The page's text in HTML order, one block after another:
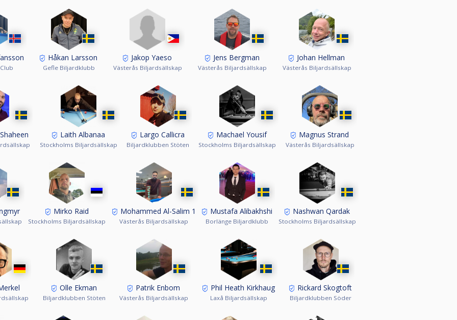
Håkan Larsson
Gefle Biljardklubb
Jakop Yaeso
Västerås Biljardsällskap
Jens Bergman
Västerås Biljardsällskap
Johan Hellman
Västerås Biljardsällskap
Laith Albanaa
Stockholms Biljardsällskap
Largo Callicra
Biljardklubben Stöten
Machael Yousif
Stockholms Biljardsällskap
Magnus Strand
Västerås Biljardsällskap
Mirko Raid
Stockholms Biljardsällskap
Mohammed Al-Salim 1
Västerås Biljardsällskap
Mustafa Alibakhshi
Borlänge Biljardklubb
Nashwan Qardak
Stockholms Biljardsällskap
Olle Ekman
Biljardklubben Stöten
Patrik Enbom
Västerås Biljardsällskap
Phil Heath Kirkhaug
Laxå Biljardsällskap
Rickard Skogtoft
Biljardklubben Söder